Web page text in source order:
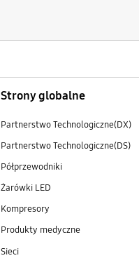
Strony globalne
Partnerstwo Technologiczne(DX)
Partnerstwo Technologiczne(DS)
Półprzewodniki
Żarówki LED
Kompresory
Produkty medyczne
Sieci